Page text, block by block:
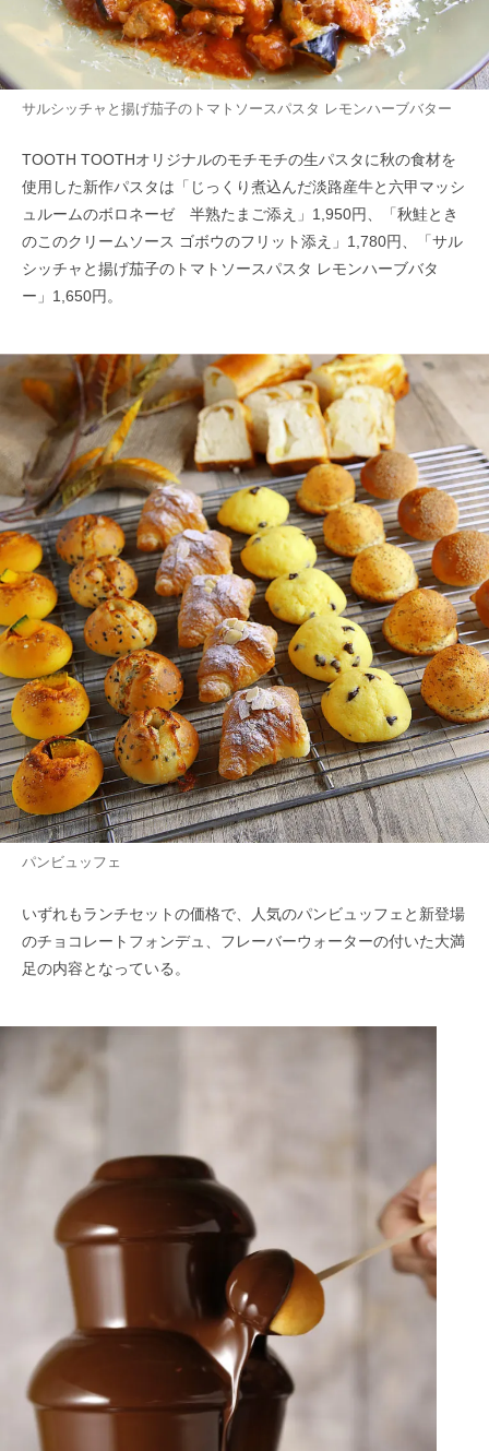
サルシッチャと揚げ茄子のトマトソースパスタ レモンハーブバター
TOOTH TOOTHオリジナルのモチモチの生パスタに秋の食材を
使用した新作パスタは「じっくり煮込んだ淡路産牛と六甲マッシ
ュルームのボロネーゼ 半熟たまご添え」1,950円、「秋鮭とき
のこのクリームソース ゴボウのフリット添え」1,780円、「サル
シッチャと揚げ茄子のトマトソースパスタ レモンハーブバタ
ー」1,650円。
パンビュッフェ
いずれもランチセットの価格で、人気のパンビュッフェと新登場
のチョコレートフォンデュ、フレーバーウォーターの付いた大満
足の内容となっている。